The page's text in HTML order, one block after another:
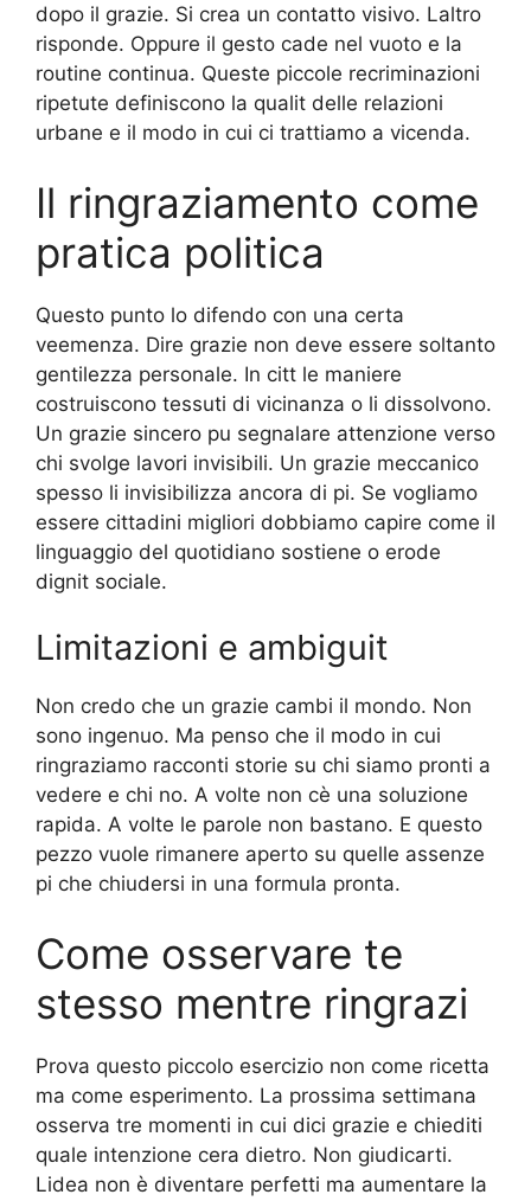
dopo il grazie. Si crea un contatto visivo. Laltro
risponde. Oppure il gesto cade nel vuoto e la
routine continua. Queste piccole recriminazioni
ripetute definiscono la qualit delle relazioni
urbane e il modo in cui ci trattiamo a vicenda.
Il ringraziamento come
pratica politica
Questo punto lo difendo con una certa
veemenza. Dire grazie non deve essere soltanto
gentilezza personale. In citt le maniere
costruiscono tessuti di vicinanza o li dissolvono.
Un grazie sincero pu segnalare attenzione verso
chi svolge lavori invisibili. Un grazie meccanico
spesso li invisibilizza ancora di pi. Se vogliamo
essere cittadini migliori dobbiamo capire come il
linguaggio del quotidiano sostiene o erode
dignit sociale.
Limitazioni e ambiguit
Non credo che un grazie cambi il mondo. Non
sono ingenuo. Ma penso che il modo in cui
ringraziamo racconti storie su chi siamo pronti a
vedere e chi no. A volte non cè una soluzione
rapida. A volte le parole non bastano. E questo
pezzo vuole rimanere aperto su quelle assenze
pi che chiudersi in una formula pronta.
Come osservare te
stesso mentre ringrazi
Prova questo piccolo esercizio non come ricetta
ma come esperimento. La prossima settimana
osserva tre momenti in cui dici grazie e chiediti
quale intenzione cera dietro. Non giudicarti.
Lidea non è diventare perfetti ma aumentare la